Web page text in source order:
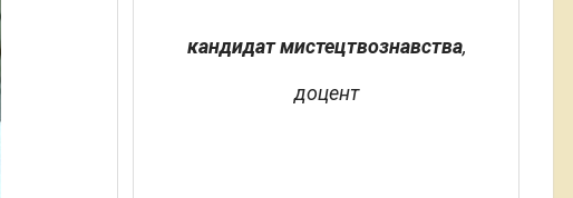
кандидат мистецтвознавства,
доцент